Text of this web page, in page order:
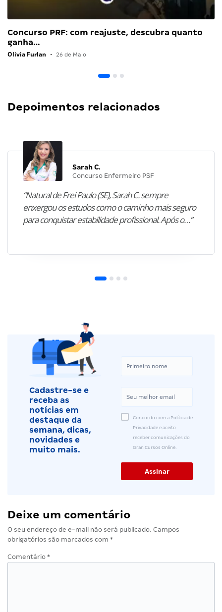
Concurso PRF: com reajuste, descubra quanto
ganha…
Olivia Furlan • 26 de Maio
Depoimentos relacionados
Sarah C.
Concurso Enfermeiro PSF
“Natural de Frei Paulo (SE), Sarah C. sempre
enxergou os estudos como o caminho mais seguro
para conquistar estabilidade profissional. Após o…”
Cadastre-se e
receba as
notícias em
destaque da
semana, dicas,
novidades e
muito mais.
Concordo com a Política de
Privacidade e aceito
receber comunicações do
Gran Cursos Online.
Deixe um comentário
O seu endereço de e-mail não será publicado. Campos
obrigatórios são marcados com *
Comentário *